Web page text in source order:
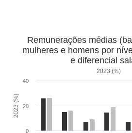
2023 (%)
Remunerações médias
mulheres e homens por
e diferencial
2023 (%)
0
20
40